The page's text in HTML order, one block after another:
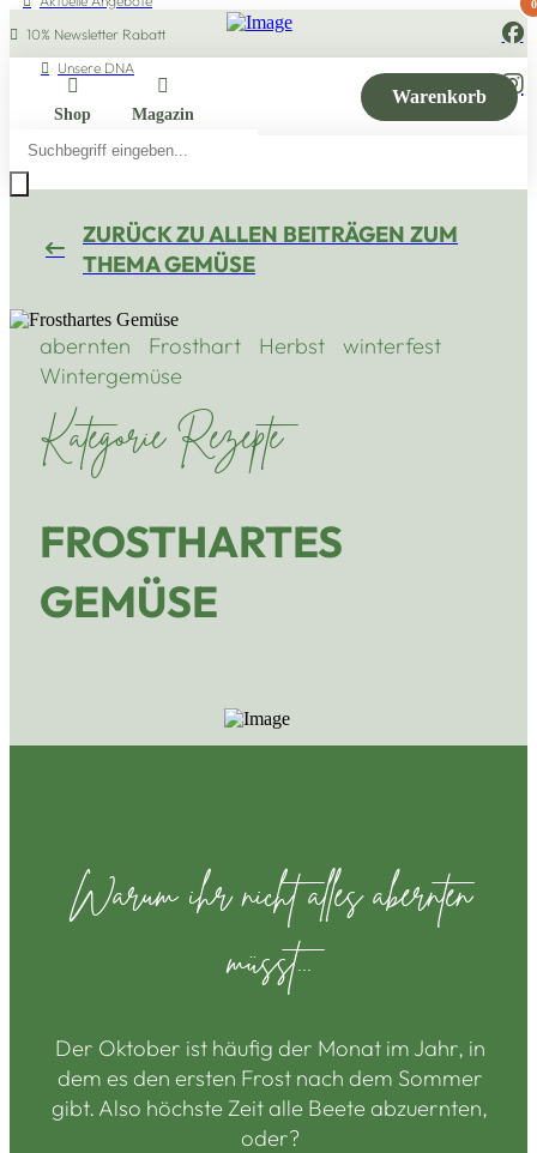
10% Newsletter Rabatt
Unsere DNA
Shop Magazin
Warenkorb
0
search
ZURÜCK ZU ALLEN BEITRÄGEN ZUM
THEMA GEMÜSE
abernten Frosthart Herbst
winterfest
Wintergemüse
Kategorie Rezepte
FROSTHARTES
GEMÜSE
Warum ihr nicht alles abernten
müsst...
Der Oktober ist häufig der Monat im Jahr, in
dem es den ersten Frost nach dem Sommer
gibt. Also höchste Zeit alle Beete abzuernten,
oder?